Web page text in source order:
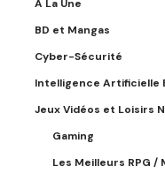
A La Une
BD et Mangas
Cyber-Sécurité
Intelligence Artificielle
Jeux Vidéos et Loisirs
Gaming
Les Meilleurs RPG /